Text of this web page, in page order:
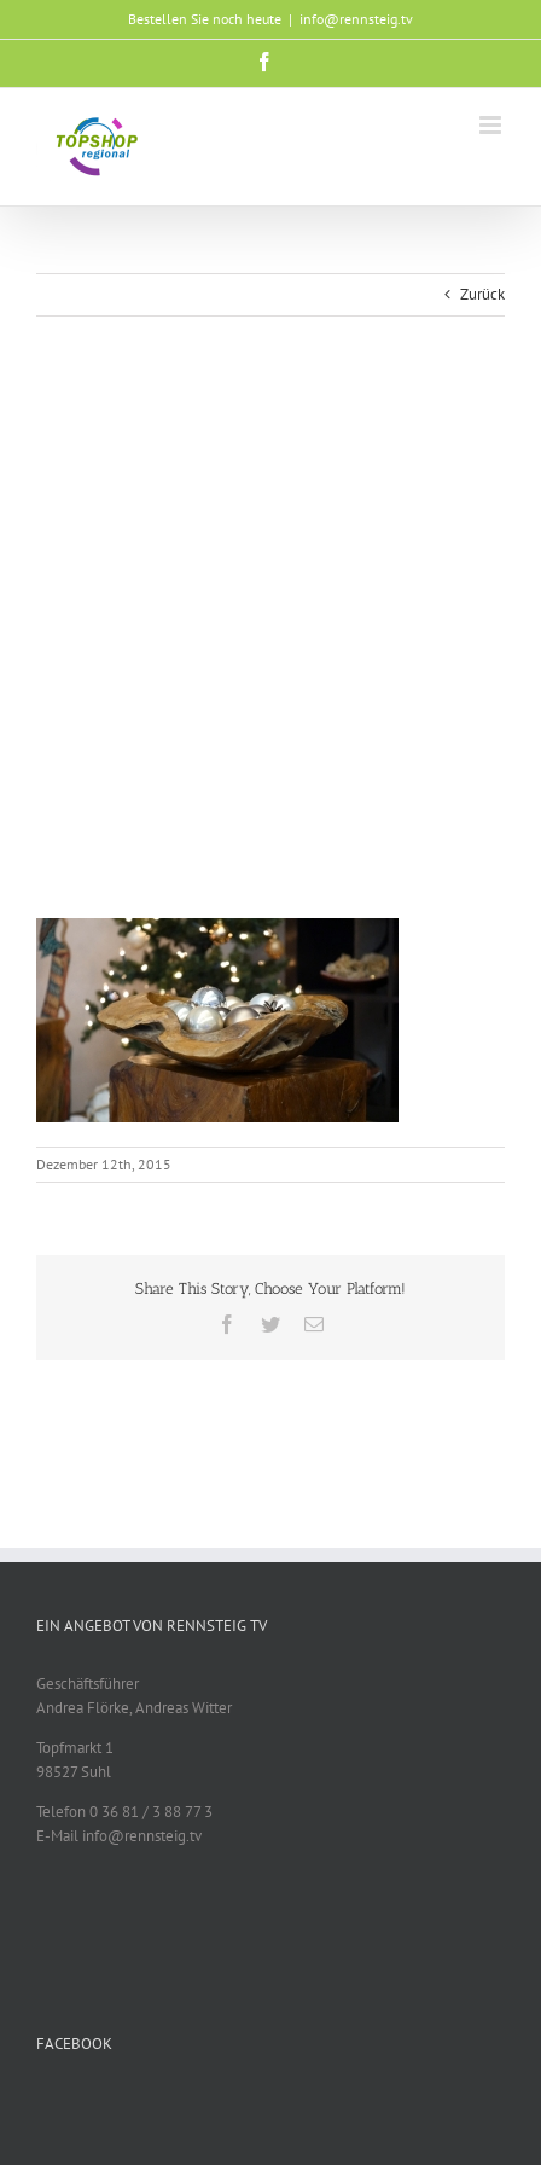
Inhalt
Bestellen Sie noch heute | info@rennsteig.tv
Zurück
Dezember 12th, 2015
Share This Story, Choose Your Platform!
Facebook
TwitterE-
EIN ANGEBOT VON RENNSTEIG TV
Geschäftsführer
Andrea Flörke, Andreas Witter
Topfmarkt 1
98527 Suhl
Telefon 0 36 81 / 3 88 77 3
E-Mail info@rennsteig.tv
FACEBOOK